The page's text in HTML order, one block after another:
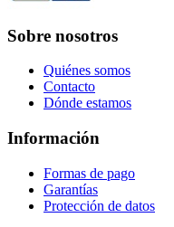
Sobre nosotros
Quiénes somos
Contacto
Dónde estamos
Información
Formas de pago
Garantías
Protección de datos